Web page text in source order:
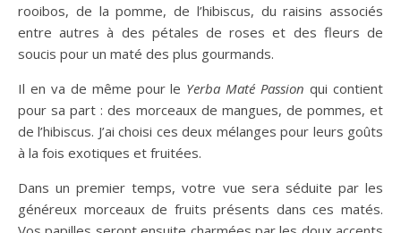
rooibos, de la pomme, de l’hibiscus, du raisins associés
entre autres à des pétales de roses et des fleurs de
soucis pour un maté des plus gourmands.
Il en va de même pour le Yerba Maté Passion qui contient
pour sa part : des morceaux de mangues, de pommes, et
de l’hibiscus. J’ai choisi ces deux mélanges pour leurs goûts
à la fois exotiques et fruitées.
Dans un premier temps, votre vue sera séduite par les
généreux morceaux de fruits présents dans ces matés.